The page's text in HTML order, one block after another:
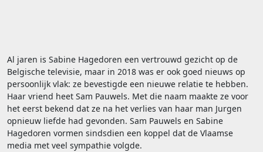
Al jaren is Sabine Hagedoren een vertrouwd gezicht op de
Belgische televisie, maar in 2018 was er ook goed nieuws op
persoonlijk vlak: ze bevestigde een nieuwe relatie te hebben.
Haar vriend heet Sam Pauwels. Met die naam maakte ze voor
het eerst bekend dat ze na het verlies van haar man Jurgen
opnieuw liefde had gevonden. Sam Pauwels en Sabine
Hagedoren vormen sindsdien een koppel dat de Vlaamse
media met veel sympathie volgde.